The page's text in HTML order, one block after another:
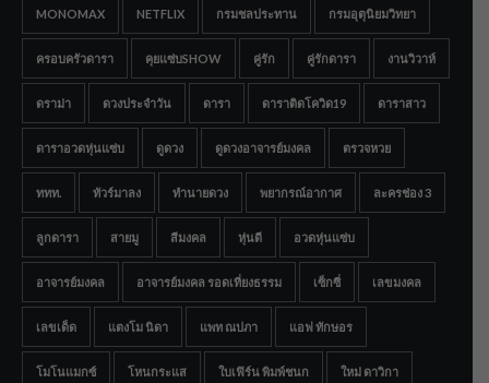
MONOMAX NETFLIX กรมชลประทาน กรมอุตุนิยมวิทยา
ครอบครัวดารา คุยแซ่บSHOW คู่รัก คู่รักดารา งานวิวาห์
ดราม่า ดวงประจำวัน ดารา ดาราติดโควิด19 ดาราสาว
ดาราอวดหุ่นแซ่บ ดูดวง ดูดวงอาจารย์มงคล ตรวจหวย
ททท. ทัวร์มาลง ทำนายดวง พยากรณ์อากาศ ละครช่อง 3
ลูกดารา สายมู สีมงคล หุ่นดี อวดหุ่นแซ่บ
อาจารย์มงคล อาจารย์มงคล รอดเที่ยงธรรม เซ็กซี่ เลขมงคล
เลขเด็ด แตงโม นิดา แพท ณปภา แอฟ ทักษอร
โมโนแมกซ์ โหนกระแส ใบเฟิร์น พิมพ์ชนก ใหม่ ดาวิกา